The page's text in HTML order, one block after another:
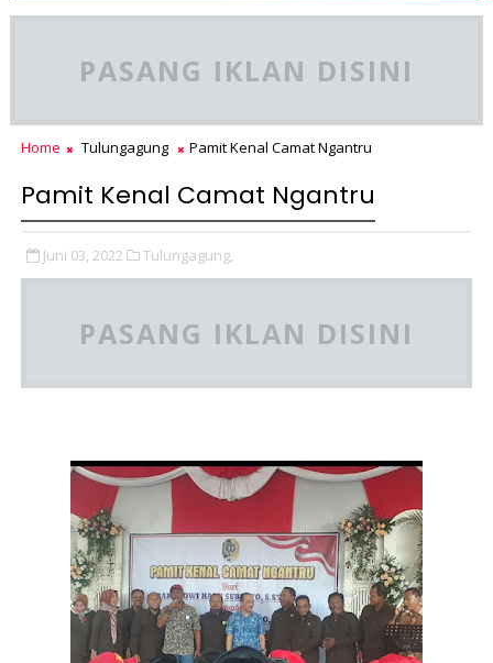
PASANG IKLAN DISINI
Home Tulungagung Pamit Kenal Camat Ngantru
Pamit Kenal Camat Ngantru
Juni 03, 2022 Tulungagung,
PASANG IKLAN DISINI